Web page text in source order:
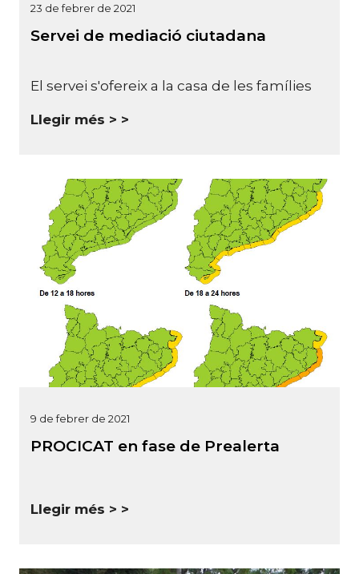
23 de febrer de 2021
Servei de mediació ciutadana
El servei s'ofereix a la casa de les famílies
Llegir més >
9 de febrer de 2021
PROCICAT en fase de Prealerta
Llegir més >